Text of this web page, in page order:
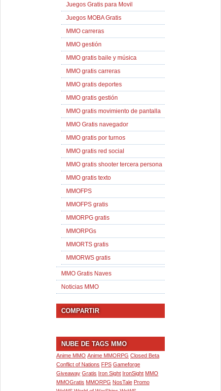
Juegos Gratis para Movil
Juegos MOBA Gratis
MMO carreras
MMO gestión
MMO gratis baile y música
MMO gratis carreras
MMO gratis deportes
MMO gratis gestión
MMO gratis movimiento de pantalla
MMO Gratis navegador
MMO gratis por turnos
MMO gratis red social
MMO gratis shooter tercera persona
MMO gratis texto
MMOFPS
MMOFPS gratis
MMORPG gratis
MMORPGs
MMORTS gratis
MMORWS gratis
MMO Gratis Naves
Noticias MMO
COMPARTIR
NUBE DE TAGS MMO
Anime MMO Anime MMORPG Closed Beta
Conflict of Nations FPS Gameforge
Giveaway Gratis Iron Sight IronSight MMO
MMOGratis MMORPG NosTale Promo